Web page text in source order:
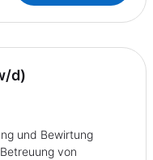
d)
und Bewirtung
von